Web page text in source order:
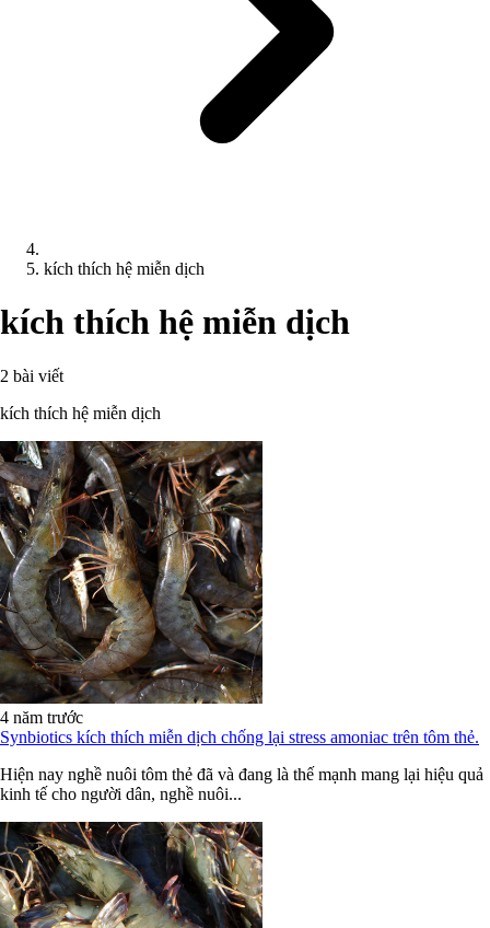
kích thích hệ miễn dịch
kích thích hệ miễn dịch
2 bài viết
kích thích hệ miễn dịch
4 năm trước
Synbiotics kích thích miễn dịch chống lại stress amoniac trên tôm thẻ.
Hiện nay nghề nuôi tôm thẻ đã và đang là thế mạnh mang lại hiệu quả
kinh tế cho người dân, nghề nuôi...